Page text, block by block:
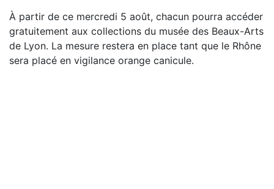
À partir de ce mercredi 5 août, chacun pourra accéder
gratuitement aux collections du musée des Beaux-Arts
de Lyon. La mesure restera en place tant que le Rhône
sera placé en vigilance orange canicule.